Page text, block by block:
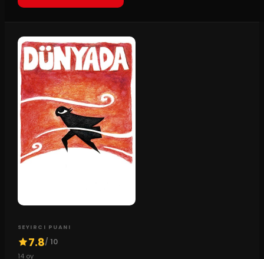
SEYIRCI PUANI
7.8/ 10
14oy